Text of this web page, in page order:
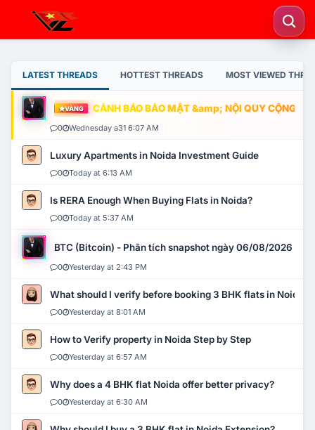
LATEST THREADS HOTTEST THREADS MOST VIEWED
VÀNG CẢNH BÁO BẢO MẬT &amp; NỘI QUY CỘNG
0 Wednesday a31 6:07 AM
Luxury Apartments in Noida Investment Guide
0 Today at 6:13 AM
Is RERA Enough When Buying Flats in Noida?
0 Today at 5:37 AM
BTC (Bitcoin) - Phân tích snapshot ngày 06/08/2026
0 Yesterday at 2:43 PM
What should I verify before booking 3 BHK flats in Noida?
0 Yesterday at 8:01 AM
How to Verify property in Noida Step by Step
0 Yesterday at 6:57 AM
Why does a 4 BHK flat Noida offer better privacy?
0 Yesterday at 6:30 AM